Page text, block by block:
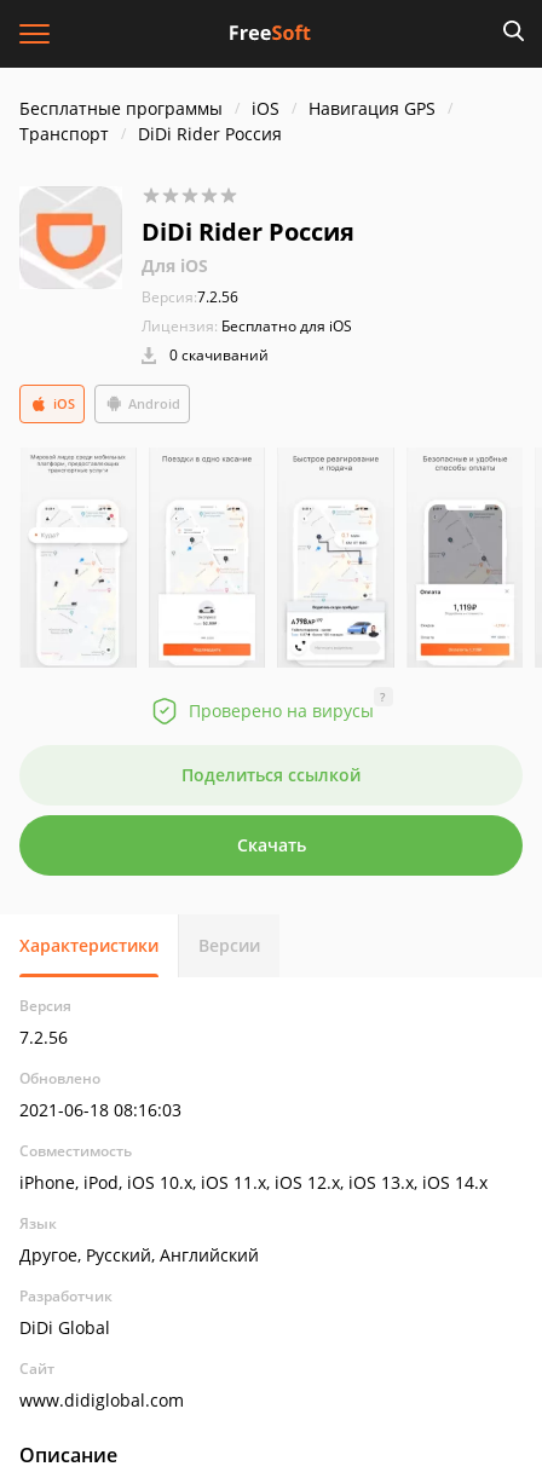
Бесплатные программы iOS
Навигация GPS
Транспорт
DiDi Rider Россия
DiDi Rider Россия
Для iOS
Версия:7.2.56
Лицензия: Бесплатно для iOS
0 скачиваний
Android
iOS
Проверено на вирусы
?
Поделиться ссылкой
Скачать
Характеристики Версии
Версия
7.2.56
Обновлено
2021-06-18 08:16:03
Совместимость
iPhone, iPod, iOS 10.x, iOS 11.x, iOS 12.x, iOS 13.x, iOS 14.x
Язык
Другое, Русский, Английский
Разработчик
DiDi Global
Сайт
www.didiglobal.com
Описание